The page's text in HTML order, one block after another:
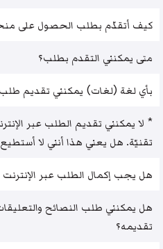
كيف أتقدّم بطلب الحصول على
متى يمكنني التقدم بطلب؟
بأي لغة (لغات) يمكنني تقديم
* لا يمكنني تقديم الطلب عبر
تقنيّة. هل يعني هذا أنني لا
هل يجب إكمال الطلب عبر
هل يمكنني طلب النصائح
تقديمه؟